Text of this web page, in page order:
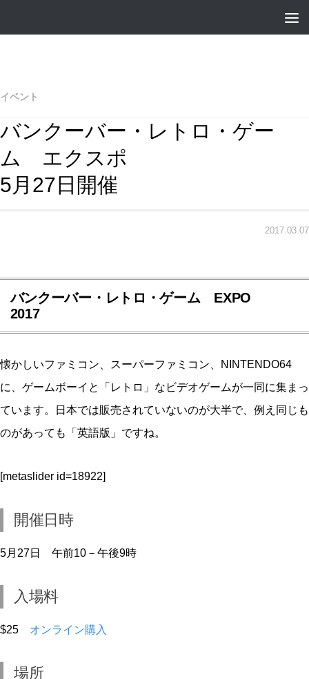
イベント
バンクーバー・レトロ・ゲー
ム エクスポ
5月27日開催
2017.03.07
バンクーバー・レトロ・ゲーム EXPO
2017
懐かしいファミコン、スーパーファミコン、NINTENDO64
に、ゲームボーイと「レトロ」なビデオゲームが一同に集まっ
ています。日本では販売されていないのが大半で、例え同じも
のがあっても「英語版」ですね。
[metaslider id=18922]
開催日時
5月27日 午前10－午後9時
入場料
$25 オンライン購入
場所